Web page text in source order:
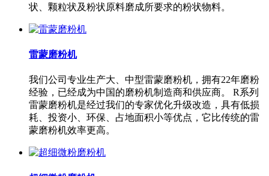
状、颗粒状及粉状原料磨成所要求的粉状物料。
雷蒙磨粉机
我们公司专业生产大、中型雷蒙磨粉机，拥有22年磨粉
经验，已经成为中国的磨粉机制造商和供应商。 R系列
雷蒙磨粉机是经过我们的专家优化升级改造，具有低损
耗、投资小、环保、占地面积小等优点，它比传统的雷
蒙磨粉机效率更高。